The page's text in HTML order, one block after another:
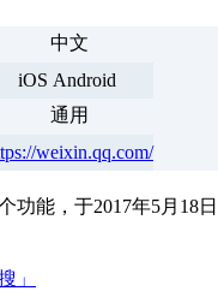
中文
iOS Android
通用
weixin.qq.com/
功能，于2017年5月
」